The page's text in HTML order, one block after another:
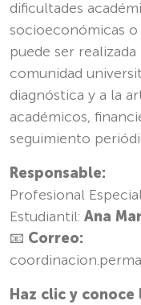
dificultades
socioeconómicas
puede ser
comunidad
diagnóstica y a la
académicos,
seguimiento
Responsable:
Profesional
Estudiantil: Ana
📧 Correo:
Haz clic y conoce